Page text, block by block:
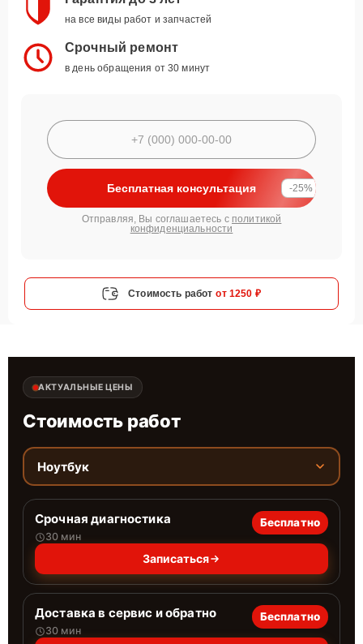
на все виды работ и запчастей
Срочный ремонт
в день обращения от 30 минут
Бесплатная консультация -25%
Отправляя, Вы соглашаетесь с политикой
конфиденциальности
Стоимость работ от 1250 ₽
АКТУАЛЬНЫЕ ЦЕНЫ
Стоимость работ
Ноутбук
Срочная диагностика
30 мин
Бесплатно
Записаться
Доставка в сервис и обратно
30 мин
Бесплатно